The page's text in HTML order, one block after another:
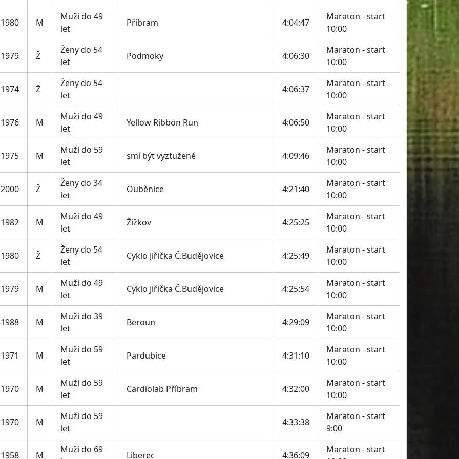
1980 M
Muži do 49
let
Příbram 4:04:47
Maraton - start
10:00
1979 Ž
Ženy do 54
let
Podmoky 4:06:30
Maraton - start
10:00
1974 Ž
Ženy do 54
let
4:06:37
Maraton - start
10:00
1976 M
Muži do 49
let
Yellow Ribbon Run 4:06:50
Maraton - start
10:00
1975 M
Muži do 59
let
smí být vyztužené 4:09:46
Maraton - start
10:00
2000 Ž
Ženy do 34
let
Ouběnice 4:21:40
Maraton - start
10:00
1982 M
Muži do 49
let
Žižkov 4:25:25
Maraton - start
10:00
1980 Ž
Ženy do 54
let
Cyklo Jiřička Č.Budějovice 4:25:49
Maraton - start
10:00
1979 M
Muži do 49
let
Cyklo Jiřička Č.Budějovice 4:25:54
Maraton - start
10:00
1988 M
Muži do 39
let
Beroun 4:29:09
Maraton - start
10:00
1971 M
Muži do 59
let
Pardubice 4:31:10
Maraton - start
10:00
1970 M
Muži do 59
let
Cardiolab Příbram 4:32:00
Maraton - start
10:00
1970 M
Muži do 59
let
4:33:38
Maraton - start
9:00
1958 M
Muži do 69
Liberec 4:36:09
Maraton - start